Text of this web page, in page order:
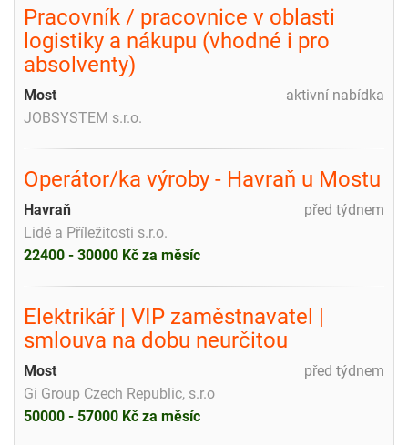
Pracovník / pracovnice v oblasti
logistiky a nákupu (vhodné i pro
absolventy)
aktivní nabídka
Most
JOBSYSTEM s.r.o.
Operátor/ka výroby - Havraň u Mostu
před týdnem
Havraň
Lidé a Příležitosti s.r.o.
22400 - 30000 Kč za měsíc
Elektrikář | VIP zaměstnavatel |
smlouva na dobu neurčitou
před týdnem
Most
Gi Group Czech Republic, s.r.o
50000 - 57000 Kč za měsíc